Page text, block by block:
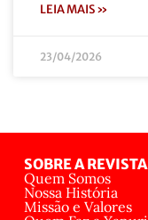
LEIA MAIS »
23/04/2026
SOBRE A REVISTA
Quem Somos
Nossa História
Missão e Valores